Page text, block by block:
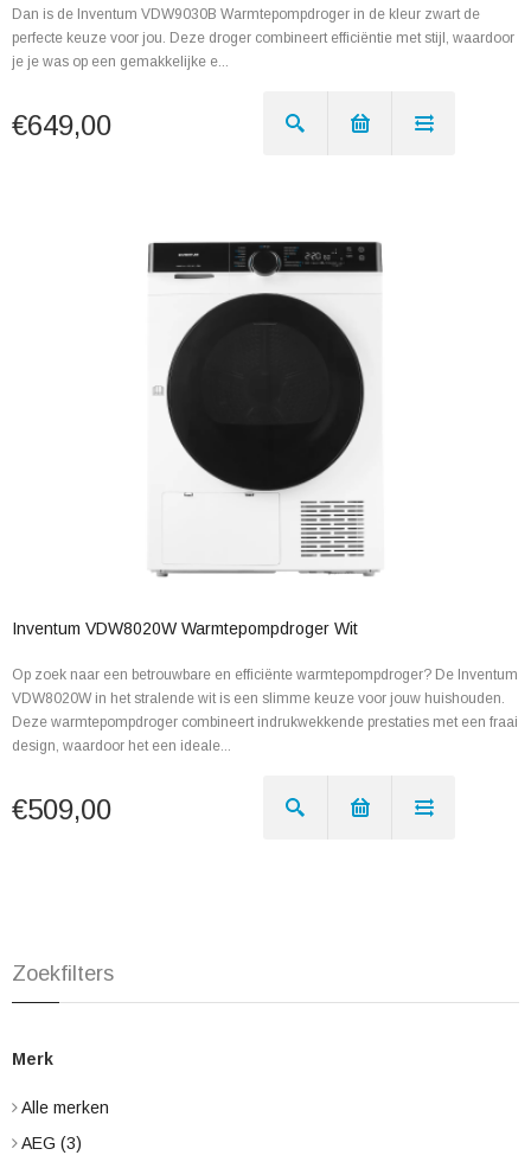
Dan is de Inventum VDW9030B Warmtepompdroger in de kleur zwart de
perfecte keuze voor jou. Deze droger combineert efficiëntie met stijl, waardoor
je je was op een gemakkelijke e...
€649,00
Inventum VDW8020W Warmtepompdroger Wit
Op zoek naar een betrouwbare en efficiënte warmtepompdroger? De Inventum
VDW8020W in het stralende wit is een slimme keuze voor jouw huishouden.
Deze warmtepompdroger combineert indrukwekkende prestaties met een fraai
design, waardoor het een ideale...
€509,00
Zoekfilters
Merk
Alle merken
AEG (3)